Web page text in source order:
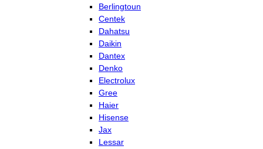
Berlingtoun
Centek
Dahatsu
Daikin
Dantex
Denko
Electrolux
Gree
Haier
Hisense
Jax
Lessar